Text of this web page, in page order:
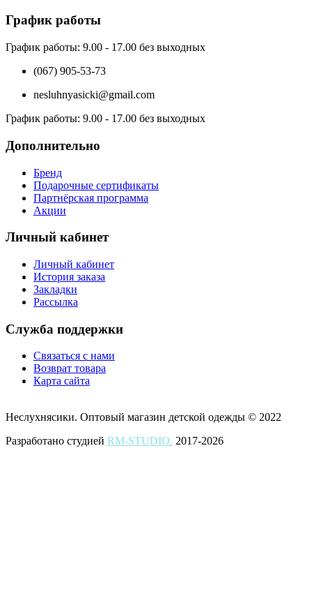
График работы
График работы: 9.00 - 17.00 без выходных
(067) 905-53-73
nesluhnyasicki@gmail.com
График работы: 9.00 - 17.00 без выходных
Дополнительно
Бренд
Подарочные сертификаты
Партнёрская программа
Акции
Личный кабинет
Личный кабинет
История заказа
Закладки
Рассылка
Служба поддержки
Связаться с нами
Возврат товара
Карта сайта
Неслухнясики. Оптовый магазин детской одежды © 2022
Разработано студией RM-STUDIO. 2017-2026